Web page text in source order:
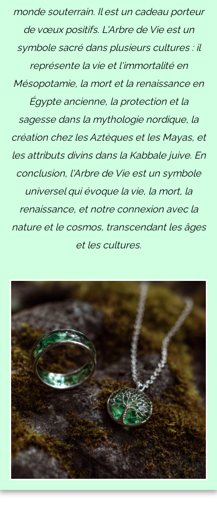
monde souterrain. Il est un cadeau porteur
de vœux positifs. L'Arbre de Vie est un
symbole sacré dans plusieurs cultures : il
représente la vie et l'immortalité en
Mésopotamie, la mort et la renaissance en
Égypte ancienne, la protection et la
sagesse dans la mythologie nordique, la
création chez les Aztèques et les Mayas, et
les attributs divins dans la Kabbale juive. En
conclusion, l'Arbre de Vie est un symbole
universel qui évoque la vie, la mort, la
renaissance, et notre connexion avec la
nature et le cosmos, transcendant les âges
et les cultures.